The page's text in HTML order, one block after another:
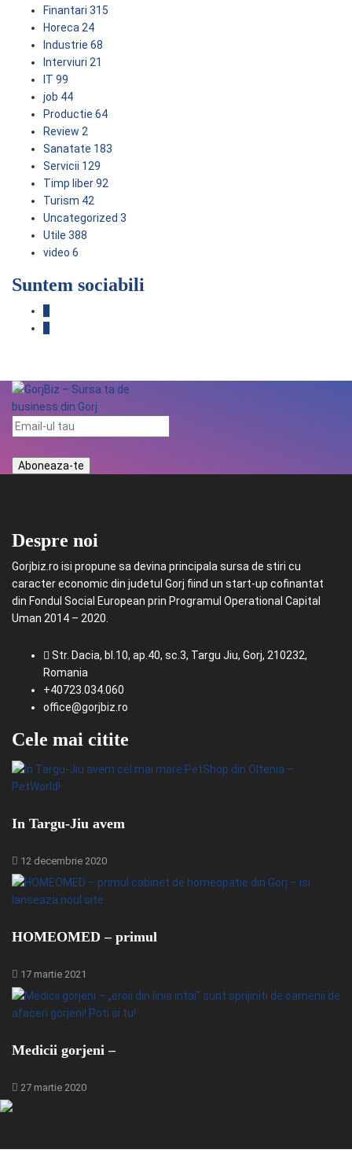
Finantari 315
Horeca 24
Industrie 68
Interviuri 21
IT 99
job 44
Productie 64
Review 2
Sanatate 183
Servicii 129
Timp liber92
Turism 42
Uncategorized 3
Utile 388
video 6
Suntem sociabili
Despre noi
Gorjbiz.ro isi propune sa devina principala sursa de stiri cu
caracter economic din judetul Gorj fiind un start-up cofinantat
din Fondul Social European prin Programul Operational Capital
Uman 2014 – 2020.
Str. Dacia, bl.10, ap.40, sc.3, Targu Jiu, Gorj, 210232,
Romania
+40723.034.060
office@gorjbiz.ro
Cele mai citite
In Targu-Jiu avem
12 decembrie 2020
HOMEOMED – primul
17 martie 2021
Medicii gorjeni –
27 martie 2020